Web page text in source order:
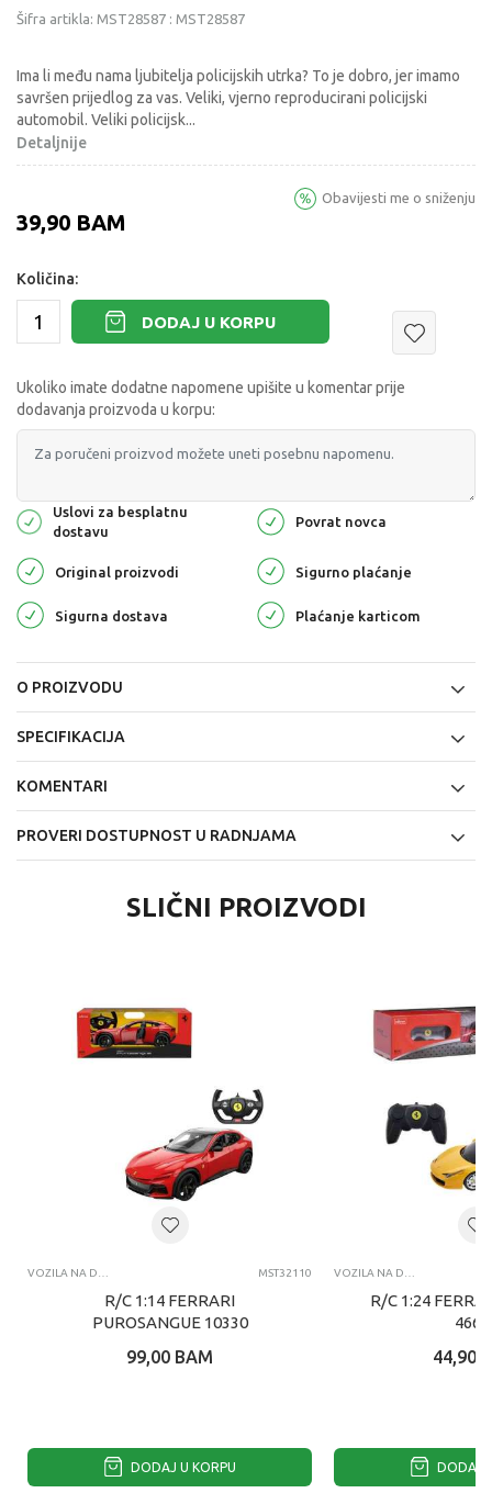
Šifra artikla: MST28587 : MST28587
Ima li među nama ljubitelja policijskih utrka? To je dobro, jer imamo
savršen prijedlog za vas. Veliki, vjerno reproducirani policijski
automobil. Veliki policijsk...
Detaljnije
39,90 BAM
Obavijesti me o sniženju
Količina:
DODAJ U KORPU
Ukoliko imate dodatne napomene upišite u komentar prije
dodavanja proizvoda u korpu:
Uslovi za besplatnu
dostavu
Povrat novca
Original proizvodi Sigurno plaćanje
Sigurna dostava Plaćanje karticom
O PROIZVODU
SPECIFIKACIJA
KOMENTARI
PROVERI DOSTUPNOST U RADNJAMA
SLIČNI PROIZVODI
VOZILA NA DALJINSKI MST32110
R/C 1:14 FERRARI
PUROSANGUE 10330
99,00 BAM
DODAJ U KORPU
VOZILA NA DALJINSKI
R/C 1:24
44,90
DODAJ